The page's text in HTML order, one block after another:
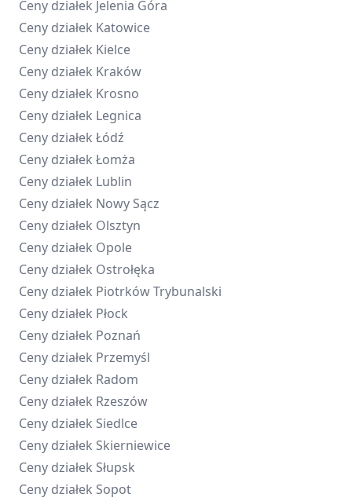
Ceny działek Jelenia Góra
Ceny działek Katowice
Ceny działek Kielce
Ceny działek Kraków
Ceny działek Krosno
Ceny działek Legnica
Ceny działek Łódź
Ceny działek Łomża
Ceny działek Lublin
Ceny działek Nowy Sącz
Ceny działek Olsztyn
Ceny działek Opole
Ceny działek Ostrołęka
Ceny działek Piotrków Trybunalski
Ceny działek Płock
Ceny działek Poznań
Ceny działek Przemyśl
Ceny działek Radom
Ceny działek Rzeszów
Ceny działek Siedlce
Ceny działek Skierniewice
Ceny działek Słupsk
Ceny działek Sopot